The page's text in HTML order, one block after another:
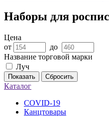
Наборы для
Цена
от
до
Название торговой марки
Луч
Показать Сбросить
Каталог
COVID-19
Канцтовары